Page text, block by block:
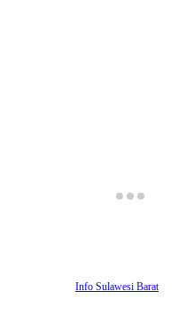
Info Sulawesi Barat